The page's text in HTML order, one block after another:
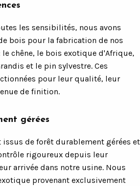
les sensibilités, nous avons
bois pour la fabrication de nos
le chêne, le bois exotique d'Afrique,
et le pin sylvestre. Ces
pour leur qualité, leur
de finition.
gérées
issus de forêt durablement gérées et
rigoureux depuis leur
arrivée dans notre usine. Nous
provenant exclusivement